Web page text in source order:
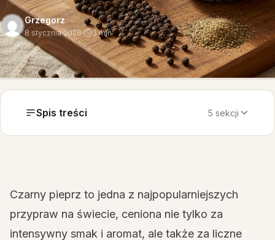
Grzegorz
8 stycznia 2026· 3 min
Spis treści 5 sekcji
Czarny pieprz to jedna z najpopularniejszych
przypraw na świecie, ceniona nie tylko za
intensywny smak i aromat, ale także za liczne